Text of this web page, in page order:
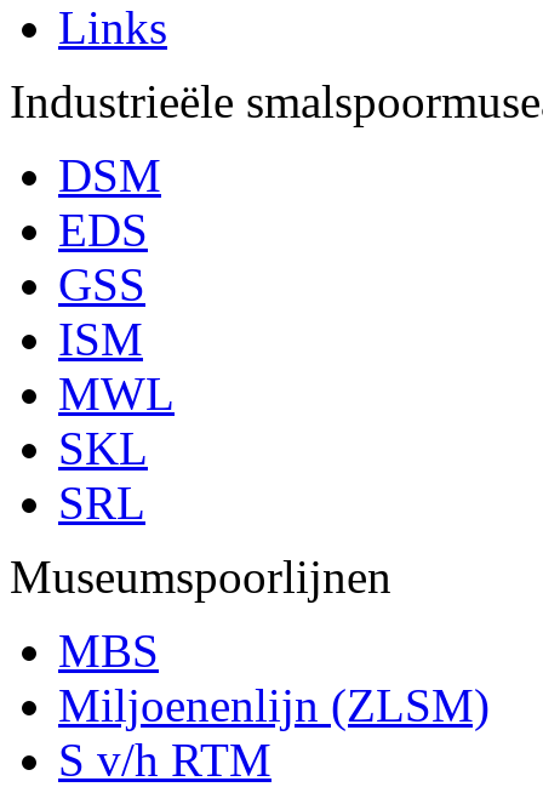
Links
Industrieële
DSM
EDS
GSS
ISM
MWL
SKL
SRL
Museumspoorlijnen
MBS
Miljoenenlijn (ZLSM)
S v/h RTM